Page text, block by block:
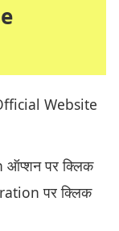
Website
पर क्लिक
पर क्लिक